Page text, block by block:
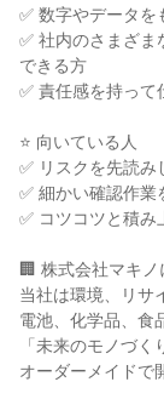
✅ 数字やデータ
✅ 社内のさまざ
できる方
✅ 責任感を持っ
⭐ 向いている人
✅ リスクを先読
✅ 細かい確認作業
✅ コツコツと積
🏢 株式会社マキノ
当社は環境、リサ
電池、化学品、食
「未来のモノづ
オーダーメイドで